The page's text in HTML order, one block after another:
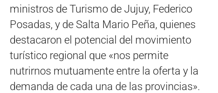
ministros de Turismo de Jujuy, Federico
Posadas, y de Salta Mario Peña, quienes
destacaron el potencial del movimiento
turístico regional que «nos permite
nutrirnos mutuamente entre la oferta y la
demanda de cada una de las provincias».